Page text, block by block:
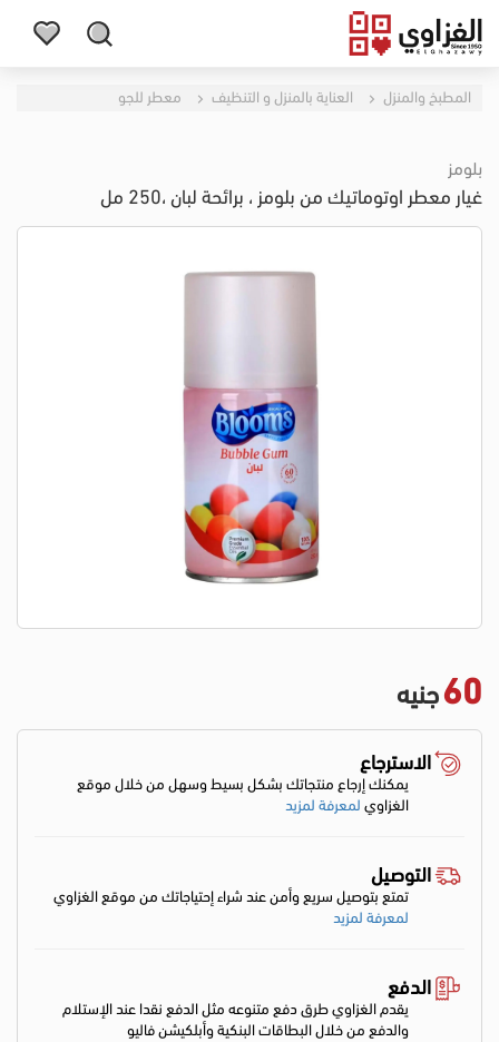
المطبخ والمنزل العناية بالمنزل و التنظيف معطر للجو
بلومز
غيار معطر اوتوماتيك من بلومز ، برائحة لبان ،250 مل
60جنيه
الاسترجاع
يمكنك إرجاع منتجاتك بشكل بسيط وسهل من خلال موقع
الغزاويلمعرفة لمزيد
التوصيل
تمتع بتوصيل سريع وأمن عند شراء إحتياجاتك من موقع الغزاوي
لمعرفة لمزيد
الدفع
يقدم الغزاوي طرق دفع متنوعه مثل الدفع نقدا عند الإستلام
والدفع من خلال البطاقات البنكية وأبلكيشن فاليو